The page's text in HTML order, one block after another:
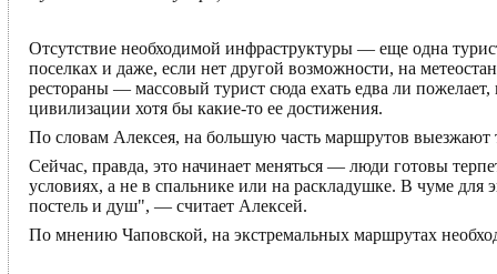
Отсутствие необходимой инфраструктуры — еще одна
поселках и даже, если нет другой возможности, на
рестораны — массовый турист сюда ехать едва ли
цивилизации хотя бы какие-то ее достижения.
По словам Алексея, на большую часть маршрутов
Сейчас, правда, это начинает меняться — люди готовы
условиях, а не в спальнике или на раскладушке. В чуме
постель и душ", — считает Алексей.
По мнению Чаповской, на экстремальных маршрутах